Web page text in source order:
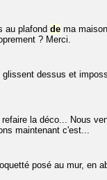
au plafond de ma
? Merci.
dessus et
la déco... Nous
maintenant c'est...
posé au mur, en